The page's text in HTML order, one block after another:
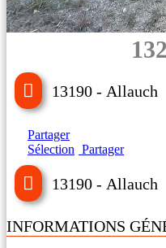
13190 - Allauch
Partager
Sélection Partager
13190 - Allauch
INFORMATIONS